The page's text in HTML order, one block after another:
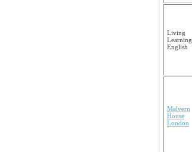
Living
Learning
English
Malvern
House
London